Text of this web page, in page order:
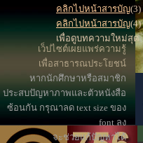
คลิกไปหน้าสารบัญ(3)
คลิกไปหน้าสารบัญ(4)
เพื่อดูบทความใหม่สุด
เว็ปไซต์เผยแพร่ความรู้
เพื่อสาธารณประโยชน์
หากนักศึกษาหรือสมาชิก
ประสบปัญหาภาพและตัวหนังสือ
ซ้อนกัน กรุณาลด text size ของ
font ลง
จะช่วยแก้ปัญหาได้